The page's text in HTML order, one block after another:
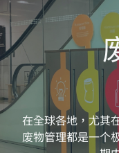
在全球各地，尤其
废物管理都是一个